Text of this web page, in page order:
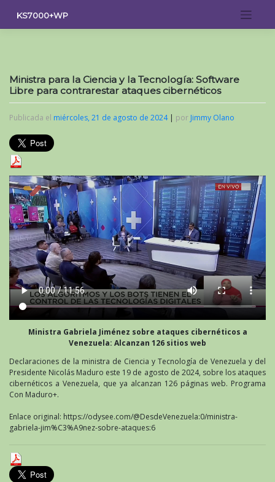
contenido
KS7000+WP
Ministra para la Ciencia y la Tecnología: Software
Libre para contrarestar ataques cibernéticos
Publicada el miércoles, 21 de agosto de 2024| por Jimmy Olano
Ministra Gabriela Jiménez sobre ataques cibernéticos a
Venezuela: Alcanzan 126 sitios web
Declaraciones de la ministra de Ciencia y Tecnología de Venezuela y del
Presidente Nicolás Maduro este 19 de agosto de 2024, sobre los ataques
cibernéticos a Venezuela, que ya alcanzan 126 páginas web. Programa
Con Maduro+.
Enlace original: https://odysee.com/@DesdeVenezuela:0/ministra-
gabriela-jim%C3%A9nez-sobre-ataques:6